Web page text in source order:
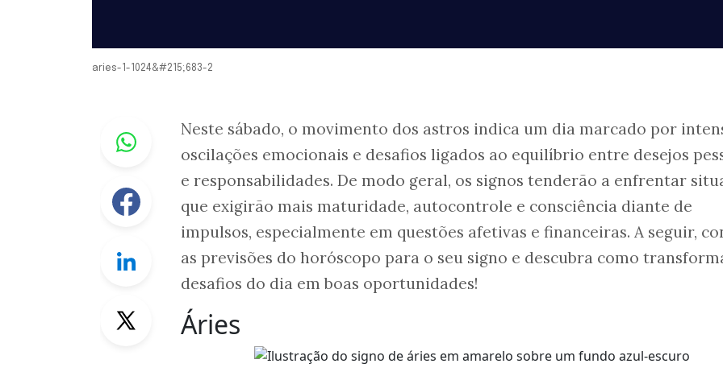
aries-1-1024&#215;683-2
Whastapp
Facebook
Linkedin
Twitter
Neste sábado, o movimento dos astros indica um dia marcado por
oscilações emocionais e desafios ligados ao equilíbrio entre desejos
e responsabilidades. De modo geral, os signos tenderão a enfrentar
que exigirão mais maturidade, autocontrole e consciência diante de
impulsos, especialmente em questões afetivas e financeiras. A seguir,
as previsões do horóscopo para o seu signo e descubra como
desafios do dia em boas oportunidades!
Áries